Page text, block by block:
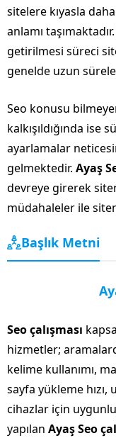
sitelere kıyasla
anlamı
getirilmesi süreci
genelde uzun
Seo konusu
kalkışıldığında ise
ayarlamalar
gelmektedir. Ayaş
devreye girerek
müdahaleler ile
Başlık Metni
Seo çalışması
hizmetler;
kelime kullanımı,
sayfa yükleme hızı,
cihazlar için
yapılan Ayaş Seo